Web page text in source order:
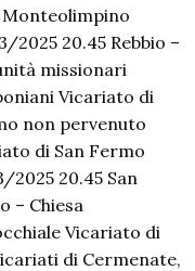
2025 20.45 Rebbio –
missionari
Vicariato di
non pervenuto
di San Fermo
2025 20.45 San
– Chiesa
Vicariato di
di Cermenate,